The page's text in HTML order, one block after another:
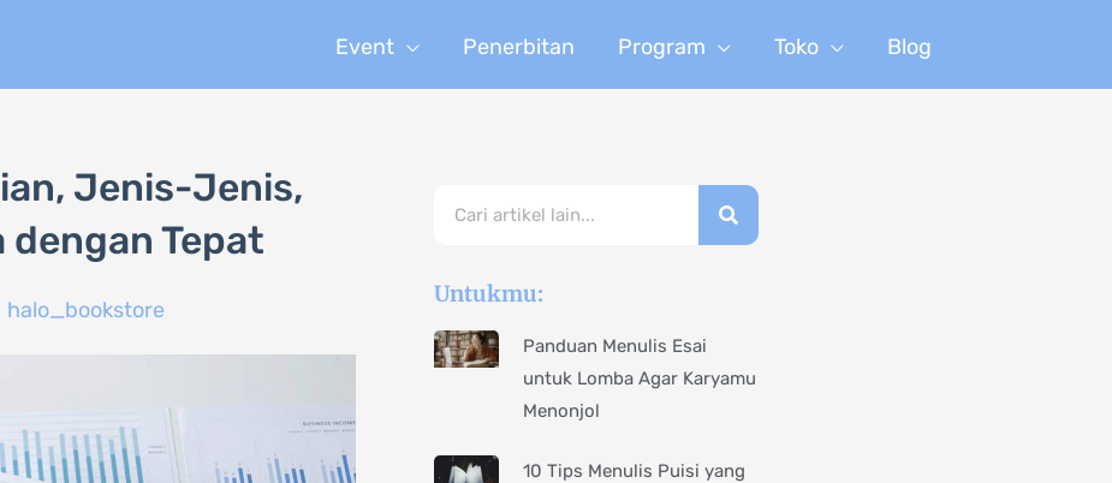
Event Penerbitan Program Toko Blog
Jenis-Jenis,
dengan Tepat
halo_bookstore
Untukmu:
Panduan Menulis Esai
untuk Lomba Agar Karyamu
Menonjol
10 Tips Menulis Puisi yang